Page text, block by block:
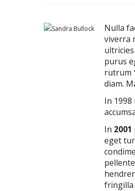
Nulla
viverra
purus
rutrum
diam.
In
In 2001
eget
fringilla